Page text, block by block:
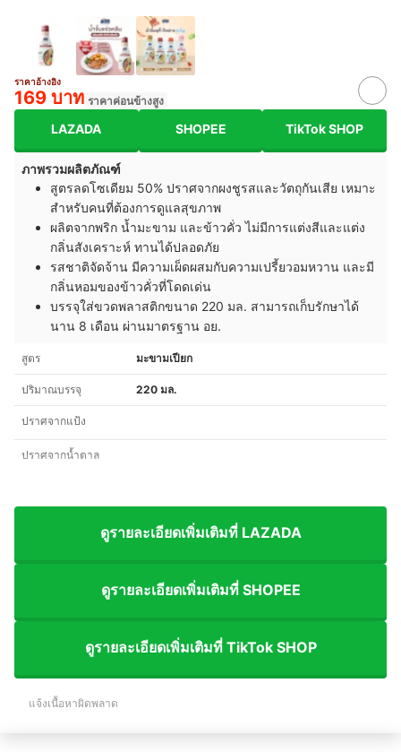
ราคาอ้างอิง
169 บาท ราคาค่อนข้างสูง
LAZADA SHOPEE TikTok SHOP
ภาพรวมผลิตภัณฑ์
สูตรลดโซเดียม 50% ปราศจากผงชูรสและวัตถุกันเสีย เหมาะ
สำหรับคนที่ต้องการดูแลสุขภาพ
ผลิตจากพริก น้ำมะขาม และข้าวคั่ว ไม่มีการแต่งสีและแต่ง
กลิ่นสังเคราะห์ ทานได้ปลอดภัย
รสชาติจัดจ้าน มีความเผ็ดผสมกับความเปรี้ยวอมหวาน และมี
กลิ่นหอมของข้าวคั่วที่โดดเด่น
บรรจุใส่ขวดพลาสติกขนาด 220 มล. สามารถเก็บรักษาได้
นาน 8 เดือน ผ่านมาตรฐาน อย.
สูตร มะขามเปียก
ปริมาณบรรจุ 220 มล.
ปราศจากแป้ง
ปราศจากน้ำตาล
ดูรายละเอียดเพิ่มเติมที่ LAZADA
ดูรายละเอียดเพิ่มเติมที่ SHOPEE
ดูรายละเอียดเพิ่มเติมที่ TikTok SHOP
แจ้งเนื้อหาผิดพลาด